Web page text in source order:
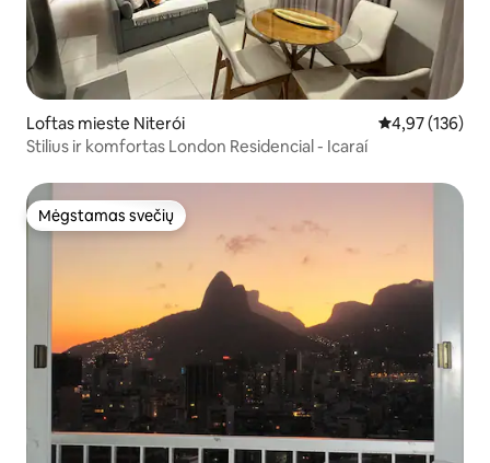
Loftas mieste Niterói Vidutinis
4,97 (136)
Stilius ir komfortas London Residencial - Icaraí
Mėgstamas svečių
Mėgstamas svečių